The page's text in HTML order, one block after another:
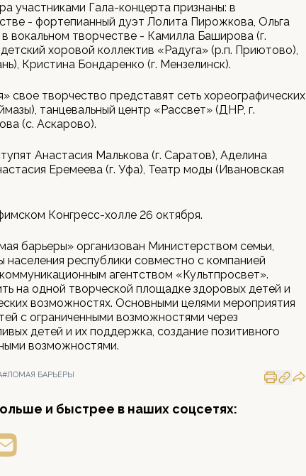
участниками Гала-концерта признаны: в
- фортепианный дуэт Лолита Пирожкова, Ольга
вокальном творчестве - Камилла Баширова (г.
хоровой коллектив «Радуга» (р.п. Приютово),
Кристина Бондаренко (г. Мензелинск).
свое творчество представят сеть хореографических
танцевальный центр «Рассвет» (ДНР, г.
(с. Аскарово).
Анастасия Малькова (г. Саратов), Аделина
Еремеева (г. Уфа), Театр моды (Ивановская
Конгресс-холле 26 октября.
барьеры» организован Министерством семьи,
населения республики совместно с компанией
агентством «Культпросвет».
на одной творческой площадке здоровых детей и
возможностях. Основными целями мероприятия
с ограниченными возможностями через
детей и их поддержка, создание позитивного
возможностями.
#ЛОМАЯ БАРЬЕРЫ
и быстрее в наших соцсетях: